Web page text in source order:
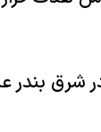
شرق بندر